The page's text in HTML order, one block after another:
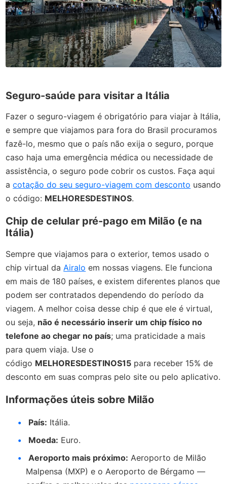
Seguro-saúde para visitar a Itália
Fazer o seguro-viagem é obrigatório para viajar à Itália,
e sempre que viajamos para fora do Brasil procuramos
fazê-lo, mesmo que o país não exija o seguro, porque
caso haja uma emergência médica ou necessidade de
assistência, o seguro pode cobrir os custos. Faça aqui
acotação do seu seguro-viagem com desconto usando
o código: MELHORESDESTINOS.
Chip de celular pré-pago em Milão (e na
Itália)
Sempre que viajamos para o exterior, temos usado o
chip virtual da Airalo em nossas viagens. Ele funciona
em mais de 180 países, e existem diferentes planos que
podem ser contratados dependendo do período da
viagem. A melhor coisa desse chip é que ele é virtual,
ou seja, não é necessário inserir um chip físico no
telefone ao chegar no país; uma praticidade a mais
para quem viaja. Use o
código MELHORESDESTINOS15 para receber 15% de
desconto em suas compras pelo site ou pelo aplicativo.
Informações úteis sobre Milão
País: Itália.
Moeda: Euro.
Aeroporto mais próximo: Aeroporto de Milão
Malpensa (MXP) e o Aeroporto de Bérgamo —